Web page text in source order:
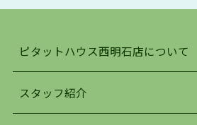
明石駅・西明石駅を中心に、明
でお部屋探している方は、ぜひ
お探しになってください。弊社
ピタットハウス西明石店について
スタッフ紹介